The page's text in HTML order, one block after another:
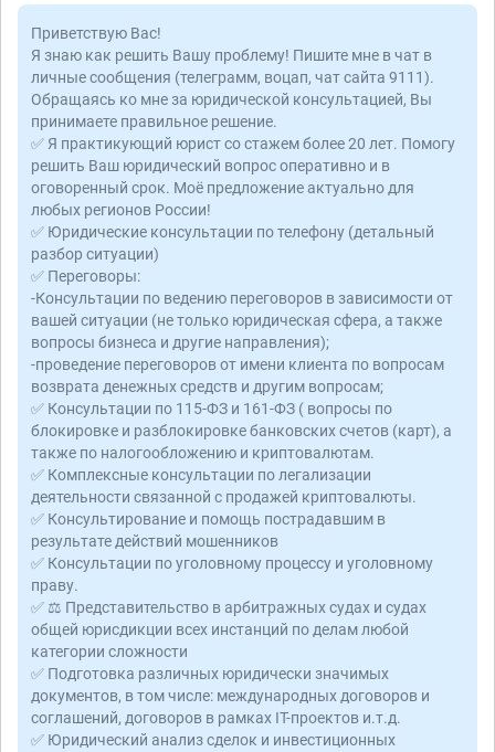
Приветствую Вас!
Я знаю как решить Вашу проблему! Пишите мне в чат в
личные сообщения (телеграмм, воцап, чат сайта 9111).
Обращаясь ко мне за юридической консультацией, Вы
принимаете правильное решение.
✅ Я практикующий юрист со стажем более 20 лет. Помогу
решить Ваш юридический вопрос оперативно и в
оговоренный срок. Моё предложение актуально для
любых регионов России!
✅ Юридические консультации по телефону (детальный
разбор ситуации)
✅ Переговоры:
-Консультации по ведению переговоров в зависимости от
вашей ситуации (не только юридическая сфера, а также
вопросы бизнеса и другие направления);
-проведение переговоров от имени клиента по вопросам
возврата денежных средств и другим вопросам;
✅ Консультации по 115-ФЗ и 161-ФЗ ( вопросы по
блокировке и разблокировке банковских счетов (карт), а
также по налогообложению и криптовалютам.
✅ Комплексные консультации по легализации
деятельности связанной с продажей криптовалюты.
✅ Консультирование и помощь пострадавшим в
результате действий мошенников
✅ Консультации по уголовному процессу и уголовному
праву.
✅ ⚖️ Представительство в арбитражных судах и судах
общей юрисдикции всех инстанций по делам любой
категории сложности
✅ Подготовка различных юридически значимых
документов, в том числе: международных договоров и
соглашений, договоров в рамках IT-проектов и.т.д.
✅ Юридический анализ сделок и инвестиционных